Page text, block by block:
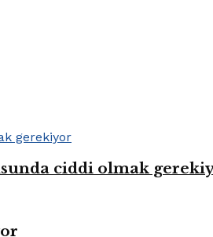
ciddi olmak